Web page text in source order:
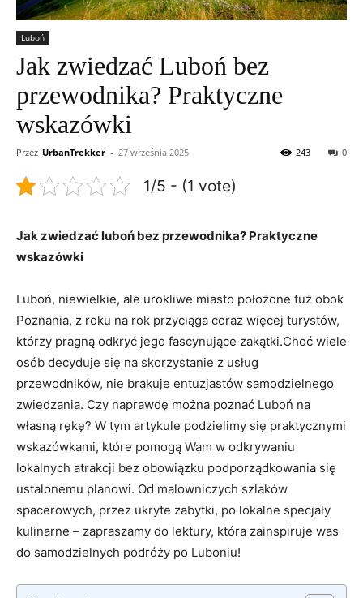
Luboń
Jak zwiedzać Luboń bez
przewodnika? Praktyczne
wskazówki
Przez UrbanTrekker - 27 września 2025 0
243
1/5 - (1 vote)
Jak zwiedzać luboń bez przewodnika? Praktyczne
wskazówki
Luboń, niewielkie, ale urokliwe miasto położone tuż obok
Poznania, z roku na rok przyciąga coraz więcej turystów,
którzy pragną odkryć jego fascynujące zakątki.Choć wiele
osób decyduje się na skorzystanie z usług
przewodników, nie brakuje entuzjastów samodzielnego
zwiedzania. Czy naprawdę można poznać Luboń na
własną rękę? W tym artykule podzielimy się praktycznymi
wskazówkami, które pomogą Wam w odkrywaniu
lokalnych atrakcji bez obowiązku podporządkowania się
ustalonemu planowi. Od malowniczych szlaków
spacerowych, przez ukryte zabytki, po lokalne specjały
kulinarne – zapraszamy do lektury, która zainspiruje was
do samodzielnych podróży po Luboniu!